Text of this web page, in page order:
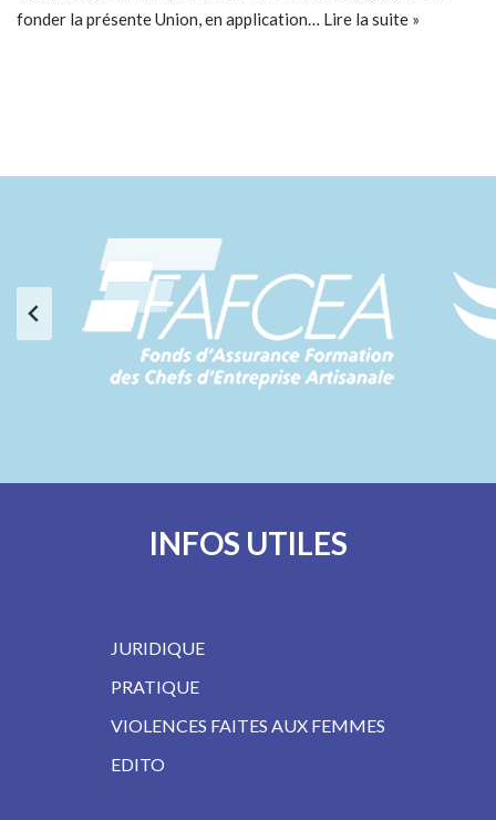
fonder la présente Union, en application… Lire la suite »
INFOS UTILES
JURIDIQUE
PRATIQUE
VIOLENCES FAITES AUX FEMMES
EDITO